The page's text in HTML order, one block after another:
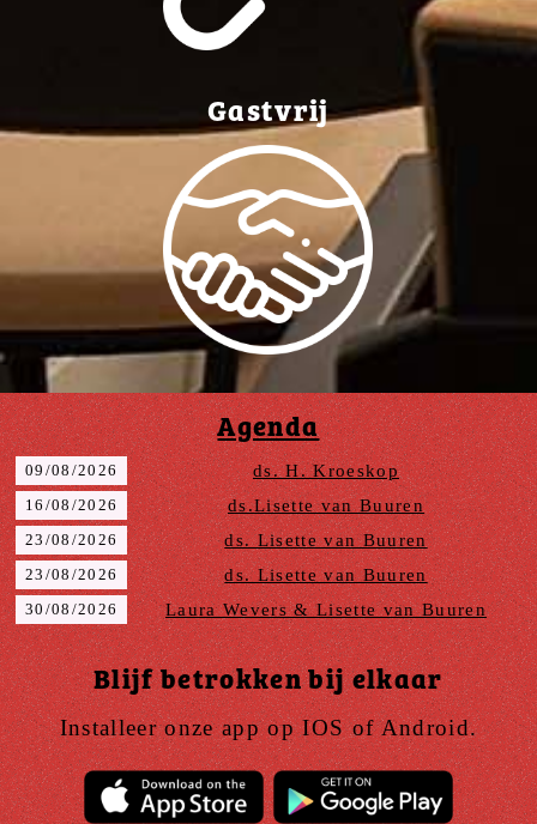
Gastvrij
Agenda
09/08/2026 ds. H. Kroeskop
16/08/2026 ds.Lisette van Buuren
23/08/2026 ds. Lisette van Buuren
23/08/2026 ds. Lisette van Buuren
30/08/2026 Laura Wevers & Lisette van Buuren
Blijf betrokken bij elkaar
Installeer onze app op IOS of Android.